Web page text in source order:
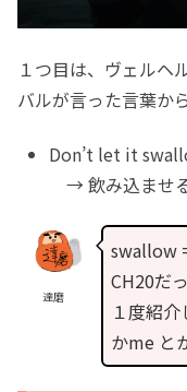
１つ目は、ヴェルヘ
バルが言った言葉から
Don’t let it
→ 飲み込ませ
達磨
swallow
CH20だ
１度紹
かme と